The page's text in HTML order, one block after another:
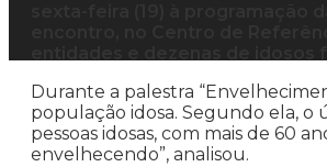
Durante a palestra
população idosa. Segundo ela,
pessoas idosas, com mais de 60
envelhecendo”, analisou.